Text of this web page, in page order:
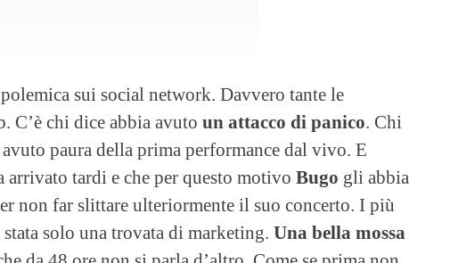
sui social network. Davvero tante le
C’è chi dice abbia avuto un attacco di panico. Chi
paura della prima performance dal vivo. E
arrivato tardi e che per questo motivo Bugo gli abbia
non far slittare ulteriormente il suo concerto. I più
solo una trovata di marketing. Una bella mossa